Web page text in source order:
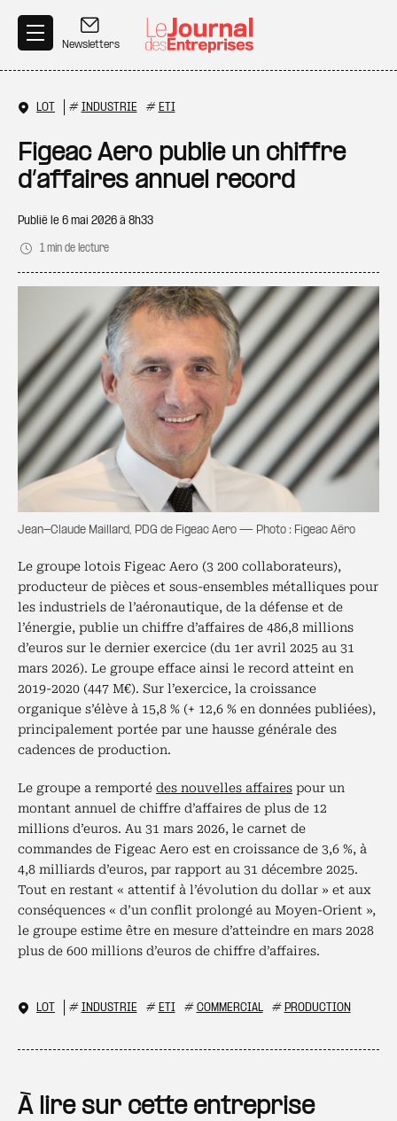
Newsletters
LOT # INDUSTRIE # ETI
Figeac Aero publie un chiffre
d’affaires annuel record
Publié le 6 mai 2026 à 8h33
1 min de lecture
Jean-Claude Maillard, PDG de Figeac Aero — Photo : Figeac Aéro
Le groupe lotois Figeac Aero (3 200 collaborateurs),
producteur de pièces et sous-ensembles métalliques pour
les industriels de l’aéronautique, de la défense et de
l’énergie, publie un chiffre d’affaires de 486,8 millions
d’euros sur le dernier exercice (du 1er avril 2025 au 31
mars 2026). Le groupe efface ainsi le record atteint en
2019-2020 (447 M€). Sur l’exercice, la croissance
organique s’élève à 15,8 % (+ 12,6 % en données publiées),
principalement portée par une hausse générale des
cadences de production.
Le groupe a remporté des nouvelles affaires pour un
montant annuel de chiffre d’affaires de plus de 12
millions d’euros. Au 31 mars 2026, le carnet de
commandes de Figeac Aero est en croissance de 3,6 %, à
4,8 milliards d’euros, par rapport au 31 décembre 2025.
Tout en restant « attentif à l’évolution du dollar » et aux
conséquences « d’un conflit prolongé au Moyen-Orient »,
le groupe estime être en mesure d’atteindre en mars 2028
plus de 600 millions d’euros de chiffre d’affaires.
LOT # INDUSTRIE # ETI # COMMERCIAL # PRODUCTION
À lire sur cette entreprise